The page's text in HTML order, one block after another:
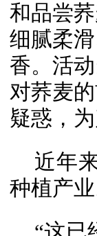
和品尝
细腻柔
香。活
对荞麦
疑惑，
近年
种植产